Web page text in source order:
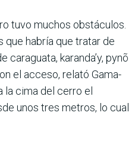
tuvo muchos obstácu­los.
que habría que tratar de
caraguata, karanda’y, pynõ
el acceso, relató Gama­
la cima del cerro el
unos tres metros, lo cual